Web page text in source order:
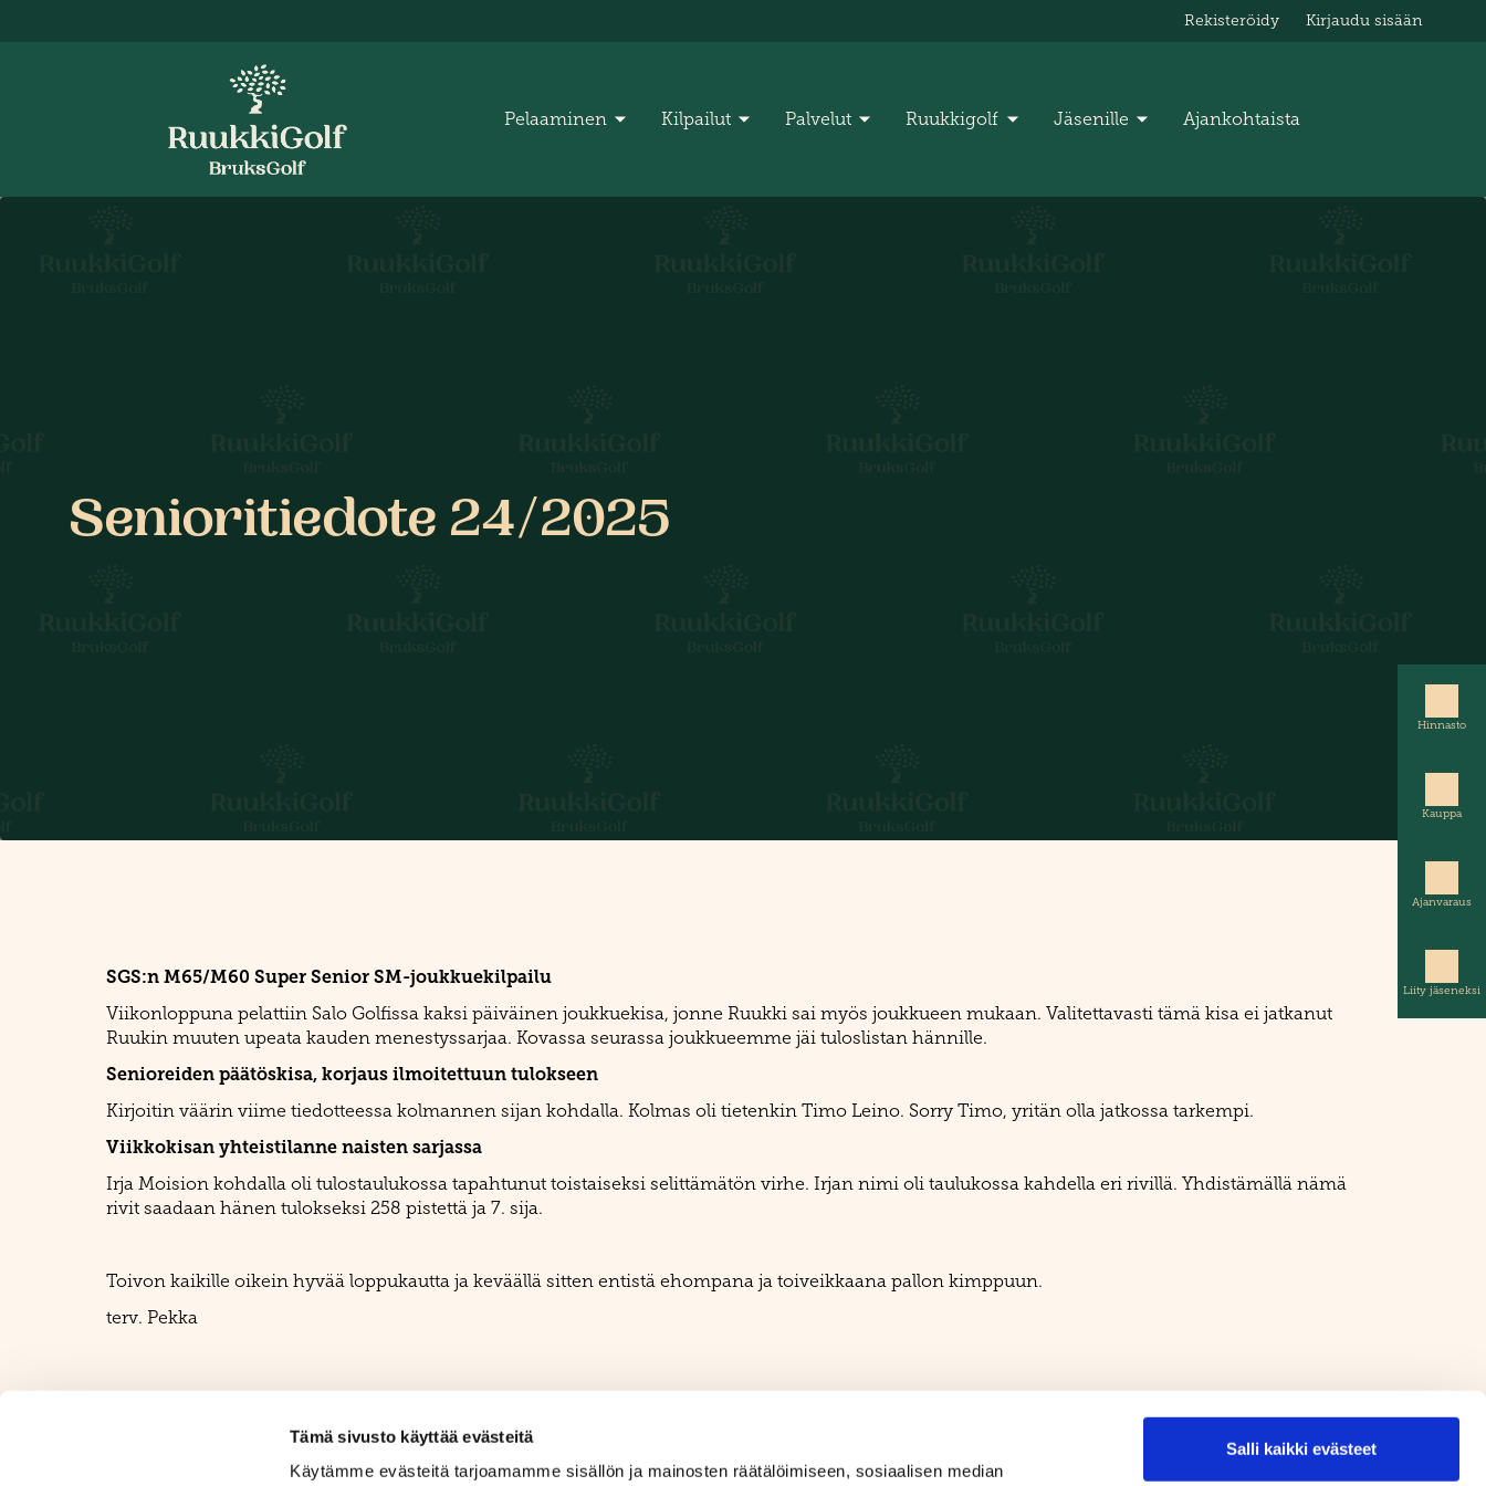
Tämä sivusto käyttää evästeitä
Käytämme evästeitä tarjoamamme sisällön ja mainosten räätälöimiseen, sosiaalisen median
Salli kaikki evästeet
Rekisteröidy Kirjaudu sisään
Pelaaminen Kilpailut Palvelut Ruukkigolf Jäsenille Ajankohtaista
Hinnasto
Kauppa
Ajanvaraus
Liity jäseneksi
Senioritiedote 24/2025
SGS:n M65/M60 Super Senior SM-joukkuekilpailu
Viikonloppuna pelattiin Salo Golfissa kaksi päiväinen joukkuekisa, jonne Ruukki sai myös joukkueen mukaan. Valitettavasti tämä kisa ei jatkanut
Ruukin muuten upeata kauden menestyssarjaa. Kovassa seurassa joukkueemme jäi tuloslistan hännille.
Senioreiden päätöskisa, korjaus ilmoitettuun tulokseen
Kirjoitin väärin viime tiedotteessa kolmannen sijan kohdalla. Kolmas oli tietenkin Timo Leino. Sorry Timo, yritän olla jatkossa tarkempi.
Viikkokisan yhteistilanne naisten sarjassa
Irja Moision kohdalla oli tulostaulukossa tapahtunut toistaiseksi selittämätön virhe. Irjan nimi oli taulukossa kahdella eri rivillä. Yhdistämällä nämä
rivit saadaan hänen tulokseksi 258 pistettä ja 7. sija.
Toivon kaikille oikein hyvää loppukautta ja keväällä sitten entistä ehompana ja toiveikkaana pallon kimppuun.
terv. Pekka